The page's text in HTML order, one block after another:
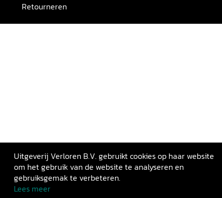
Retourneren
Uitgeverij Verloren B.V. gebruikt cookies op haar website
om het gebruik van de website te analyseren en
gebruiksgemak te verbeteren.
Lees meer